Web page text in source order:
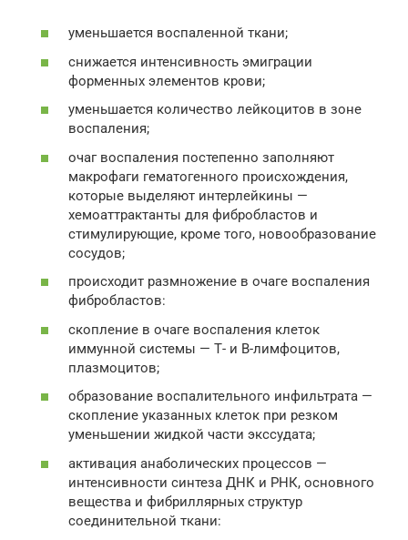
уменьшается воспаленной ткани;
снижается интенсивность эмиграции
форменных элементов крови;
уменьшается количество лейкоцитов в зоне
воспаления;
очаг воспаления постепенно заполняют
макрофаги гематогенного происхождения,
которые выделяют интерлейкины —
хемоаттрактанты для фибробластов и
стимулирующие, кроме того, новообразование
сосудов;
происходит размножение в очаге воспаления
фибробластов:
скопление в очаге воспаления клеток
иммунной системы — Т- и В-лимфоцитов,
плазмоцитов;
образование воспалительного инфильтрата —
скопление указанных клеток при резком
уменьшении жидкой части экссудата;
активация анаболических процессов —
интенсивности синтеза ДНК и РНК, основного
вещества и фибриллярных структур
соединительной ткани: